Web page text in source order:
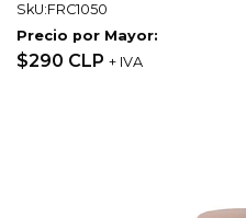
SkU:FRC1050
Precio por Mayor:
$290 CLP + IVA